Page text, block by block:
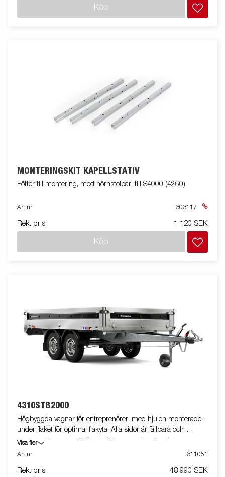
Köp
MONTERINGSKIT KAPELLSTATIV
Fötter till montering, med hörnstolpar, till S4000 (4260)
Art nr 303117
Rek. pris 1 120 SEK
Köp
4310STB2000
Högbyggda vagnar för entreprenörer, med hjulen monterade
under flaket för optimal flakyta. Alla sidor är fällbara och
vagnarna fungerar därför utmärkt som arbetsbord,
marknadsvagn eller vid trucklastning. En kraftig stålkantsprofil
infällbara bindöglorna placerade.Vid lastning och lossning med
Visa fler
Art nr
311051
Rek. pris 48 990 SEK